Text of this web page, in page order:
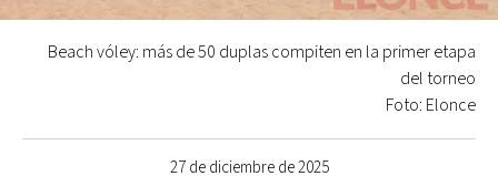
27 de diciembre de 2025
Beach vóley: más de 50 duplas compiten en la primer etapa
del torneo
Foto: Elonce